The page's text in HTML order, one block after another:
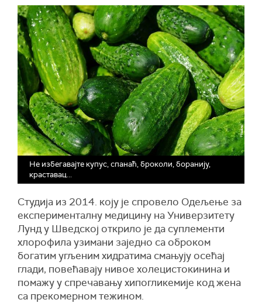
Не избегавајте купус, спанаћ, броколи, боранију,
краставац...
Студија из 2014. коју је спровело Одељење за
експерименталну медицину на Универзитету
Лунд у Шведској открило је да суплементи
хлорофила узимани заједно са оброком
богатим угљеним хидратима смањују осећај
глади, повећавају нивое холецистокинина и
помажу у спречавању хипогликемије код жена
са прекомерном тежином.